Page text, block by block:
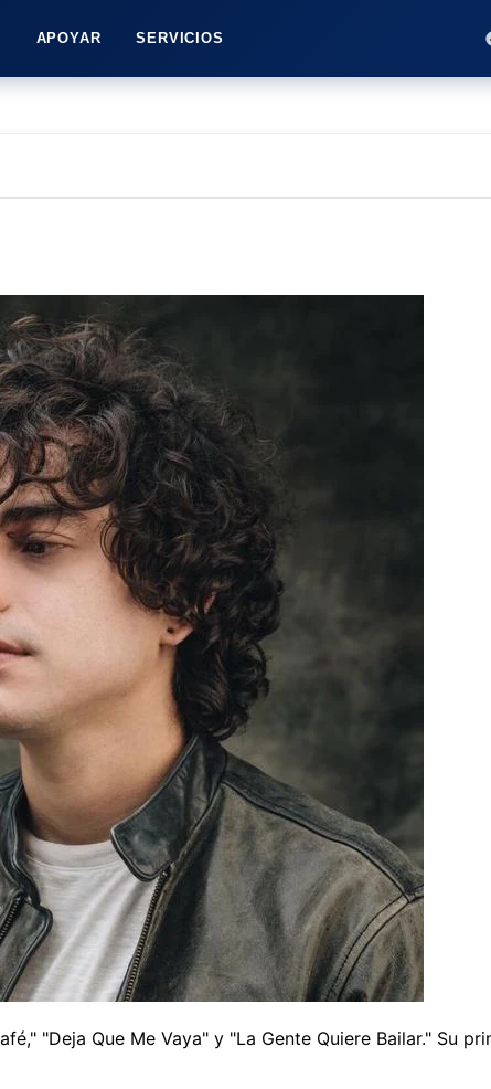
APOYAR SERVICIOS
"Deja Que Me Vaya" y "La Gente Quiere Bailar." Su